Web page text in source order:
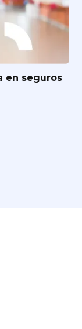
en seguros